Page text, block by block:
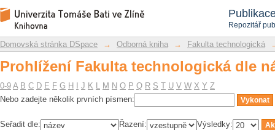
Repozitář
Prohlížení Fakulta technologická dle
Repozitář DSpace/Manakin
Domovská stránka DSpace → Odborná kniha → Fakulta technologická
Prohlížení Fakulta technologická dle
0-9 A B C D E F G H J K L M N O P Q R S T U V W X Y Z
Nebo zadejte několik prvních písmen:
Seřadit dle: Řazení: Výsledky: